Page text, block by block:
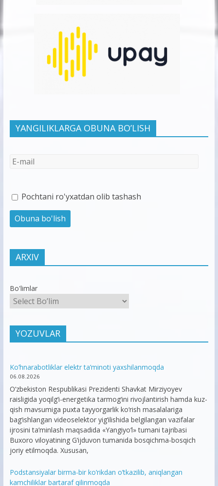
YANGILIKLARGA OBUNA BO’LISH
Pochtani ro'yxatdan olib tashash
ARXIV
Bo'limlar
YOZUVLAR
Ko’hnarabotliklar elektr ta’minoti yaxshilanmoqda
06.08.2026
O‘zbekiston Respublikasi Prezidenti Shavkat Mirziyoyev
raisligida yoqilg‘i-energetika tarmog‘ini rivojlantirish hamda kuz-
qish mavsumiga puxta tayyorgarlik ko‘rish masalalariga
bag‘ishlangan videoselektor yig‘ilishida belgilangan vazifalar
ijrosini ta’minlash maqsadida «Yangiyo‘l» tumani tajribasi
Buxoro viloyatining G‘ijduvon tumanida bosqichma-bosqich
joriy etilmoqda. Xususan,
Podstansiyalar birma-bir ko’rikdan o’tkazilib, aniqlangan
kamchiliklar bartaraf qilinmoqda